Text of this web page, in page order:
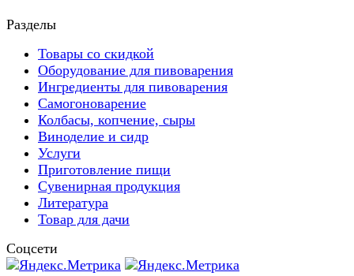
Разделы
Товары со скидкой
Оборудование для пивоварения
Ингредиенты для пивоварения
Самогоноварение
Колбасы, копчение, сыры
Виноделие и сидр
Услуги
Приготовление пищи
Сувенирная продукция
Литература
Товар для дачи
Соцсети